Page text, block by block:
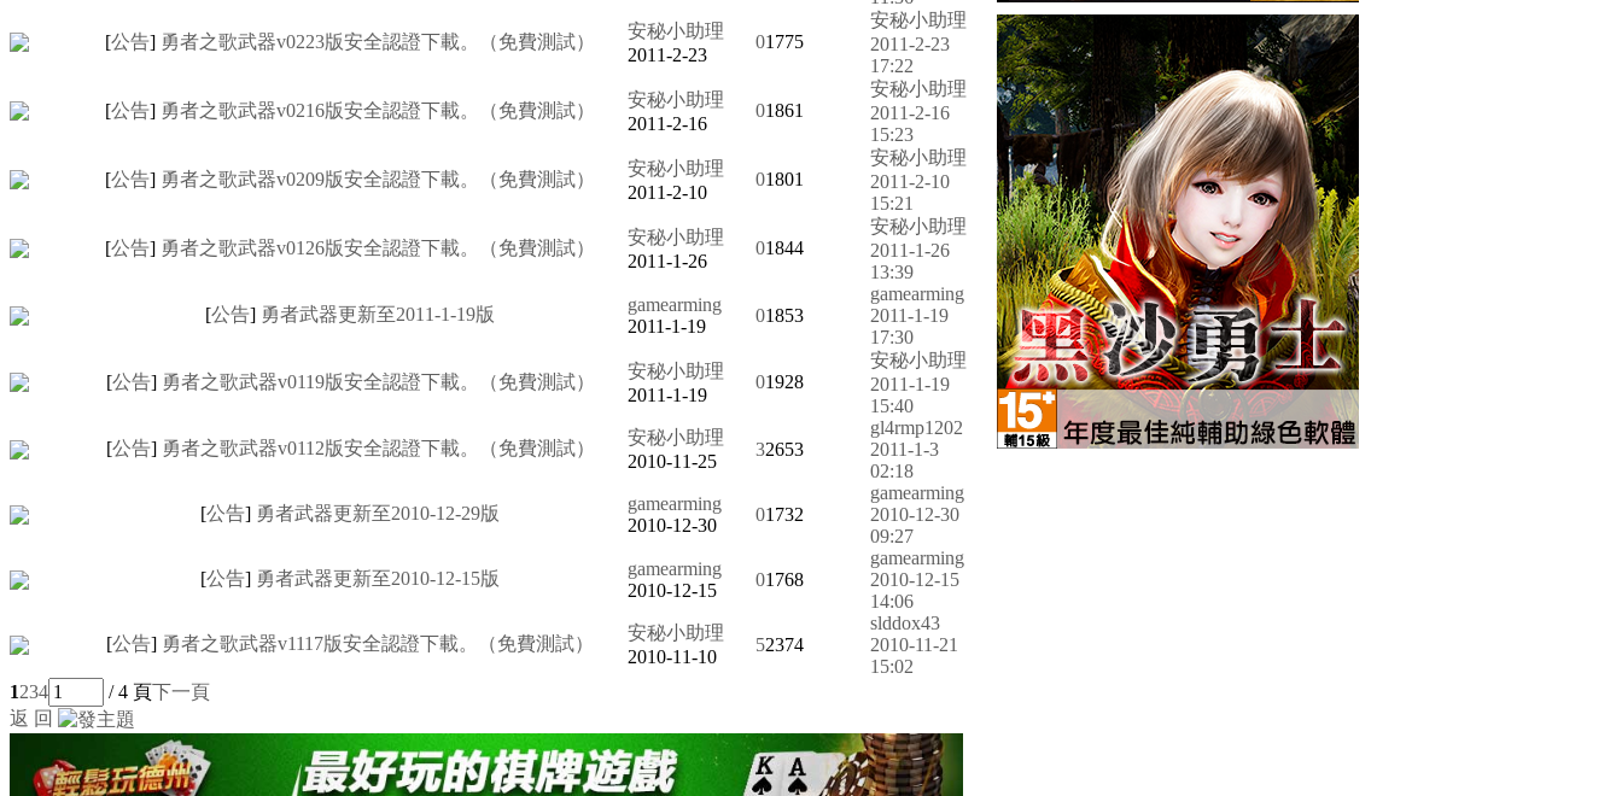
[公告] 勇者之歌武器v0223版安全認證下載。（免費測試）
安秘小助理
2011-2-23
01775
安秘小助理
2011-2-23
17:22
[公告] 勇者之歌武器v0216版安全認證下載。（免費測試）
安秘小助理
2011-2-16
01861
安秘小助理
2011-2-16
15:23
[公告] 勇者之歌武器v0209版安全認證下載。（免費測試）
安秘小助理
2011-2-10
01801
安秘小助理
2011-2-10
15:21
[公告] 勇者之歌武器v0126版安全認證下載。（免費測試）
安秘小助理
2011-1-26
01844
安秘小助理
2011-1-26
13:39
[公告] 勇者武器更新至2011-1-19版
gamearming
2011-1-19
01853
gamearming
2011-1-19
17:30
[公告] 勇者之歌武器v0119版安全認證下載。（免費測試）
安秘小助理
2011-1-19
01928
安秘小助理
2011-1-19
15:40
[公告] 勇者之歌武器v0112版安全認證下載。（免費測試）
安秘小助理
2010-11-25
32653
gl4rmp1202
2011-1-3
02:18
[公告] 勇者武器更新至2010-12-29版
gamearming
2010-12-30
01732
gamearming
2010-12-30
09:27
[公告] 勇者武器更新至2010-12-15版
gamearming
2010-12-15
01768
gamearming
2010-12-15
14:06
[公告] 勇者之歌武器v1117版安全認證下載。（免費測試）
安秘小助理
2010-11-10
52374
slddox43
2010-11-21
15:02
1234 / 4 頁下一頁
返 回